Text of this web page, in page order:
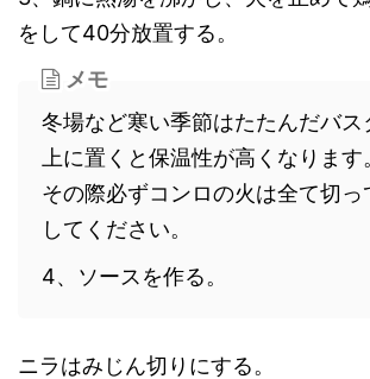
をして40分放置する。
メモ
冬場など寒い季節はたたんだバス
上に置くと保温性が高くなります
その際必ずコンロの火は全て切っ
してください。
4、ソースを作る。
ニラはみじん切りにする。